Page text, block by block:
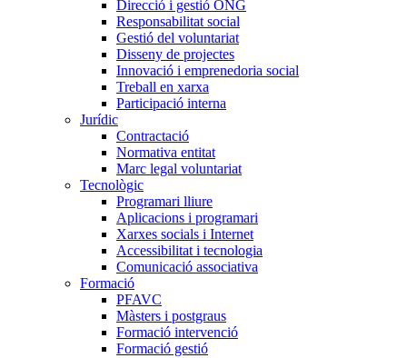
Direcció i gestió ONG
Responsabilitat social
Gestió del voluntariat
Disseny de projectes
Innovació i emprenedoria social
Treball en xarxa
Participació interna
Jurídic
Contractació
Normativa entitat
Marc legal voluntariat
Tecnològic
Programari lliure
Aplicacions i programari
Xarxes socials i Internet
Accessibilitat i tecnologia
Comunicació associativa
Formació
PFAVC
Màsters i postgraus
Formació intervenció
Formació gestió